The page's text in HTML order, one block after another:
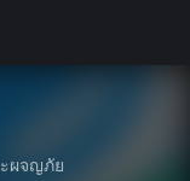
ผจญภัย